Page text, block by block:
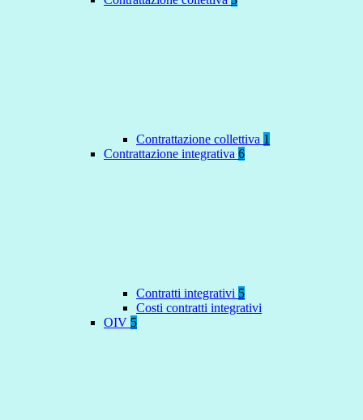
Contrattazione collettiva 1
Contrattazione integrativa 6
Contratti integrativi 5
Costi contratti integrativi
OIV 5